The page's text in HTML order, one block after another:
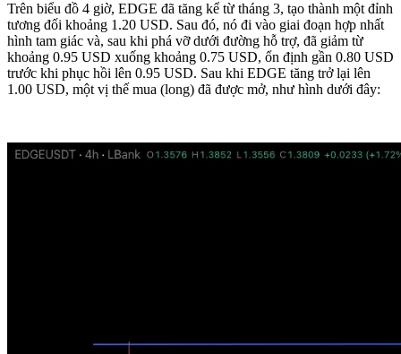
Trên biểu đồ 4 giờ, EDGE đã tăng kể từ tháng 3, tạo thành một đỉnh
tương đối khoảng 1.20 USD. Sau đó, nó đi vào giai đoạn hợp nhất
hình tam giác và, sau khi phá vỡ dưới đường hỗ trợ, đã giảm từ
khoảng 0.95 USD xuống khoảng 0.75 USD, ổn định gần 0.80 USD
trước khi phục hồi lên 0.95 USD. Sau khi EDGE tăng trở lại lên
1.00 USD, một vị thế mua (long) đã được mở, như hình dưới đây: